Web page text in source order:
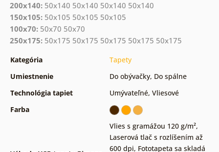
200x140:50x140 50x140 50x140 50x140
150x105:50x105 50x105 50x105
100x70:50x70 50x70
250x175:50x175 50x175 50x175 50x175 50x175
Kategória
Tapety
Umiestnenie
Do obývačky, Do spálne
Technológia tapiet
Umývateľné, Vliesové
Farba
Vlies s gramážou 120 g/m²,
Laserová tlač s rozlíšením až
600 dpi, Fototapeta sa skladá